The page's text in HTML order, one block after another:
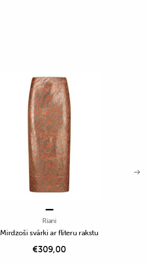
Riani
Mirdzoši svārki ar fliteru rakstu
€309,00